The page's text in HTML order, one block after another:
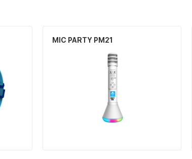
MIC PARTY PM21